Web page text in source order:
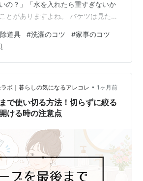
の？」「水を入れたら重すぎないか
とがありますよね。 バケツは見た目
に水を入れて運ぶ場合は、容量だけ
すさも大切です。 この記事では、家
量目安や、用途に合ったサイズ選
の容量を調べる方法まで、初心者の
紹介します。 結論からいうと、家庭
は6〜11L前後が目安で…
道具 #洗濯のコツ #家事のコツ
ボ｜暮らしの気になるアレコレ • 1ヶ月前
で使い切る方法！切らずに絞る
ける時の注意点